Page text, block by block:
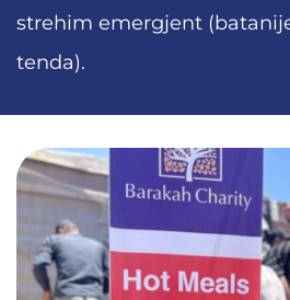
strehim emergjent
tenda).